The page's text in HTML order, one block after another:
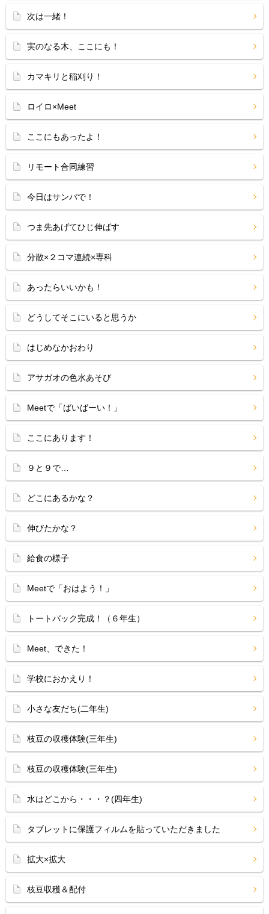
次は一緒！
実のなる木、ここにも！
カマキリと稲刈り！
ロイロ×Meet
ここにもあったよ！
リモート合同練習
今日はサンバで！
つま先あげてひじ伸ばす
分散×２コマ連続×専科
あったらいいかも！
どうしてそこにいると思うか
はじめなかおわり
アサガオの色水あそび
Meetで「ばいばーい！」
ここにあります！
９と９で…
どこにあるかな？
伸びたかな？
給食の様子
Meetで「おはよう！」
トートバック完成！（６年生）
Meet、できた！
学校におかえり！
小さな友だち(二年生)
枝豆の収穫体験(三年生)
枝豆の収穫体験(三年生)
水はどこから・・・？(四年生)
タブレットに保護フィルムを貼っていただきました
拡大×拡大
枝豆収穫＆配付